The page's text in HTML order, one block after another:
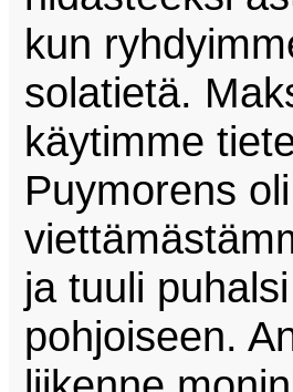
kun
solatietä.
käytimme
Puymorens
ja tuuli
pohjoiseen.